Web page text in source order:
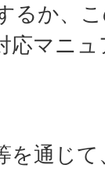
るか、
応マニ
を通じ